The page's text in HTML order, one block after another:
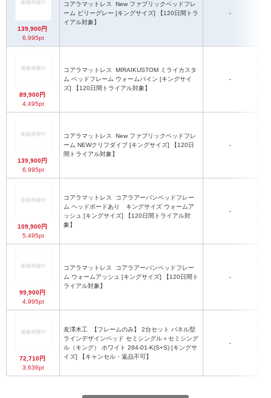
139,900円
6,995pt
コアラマットレス
ーム ビリーグレー [キングサイズ] 【120日間トラ
イアル対象】
-
89,900円
4,495pt
コアラマットレス
ム ベッドフレーム ウォームパイン [キングサイ
ズ] 【120日間トライアル対象】
-
139,900円
6,995pt
コアラマットレス
ーム NEWクリフダイブ [キングサイズ] 【120日
間トライアル対象】
-
109,900円
5,495pt
コアラマットレス
ム ヘッドボードあり キングサイズ ウォームア
ッシュ [キングサイズ] 【120日間トライアル対
象】
-
99,900円
4,995pt
コアラマットレス
ム ウォームアッシュ [キングサイズ] 【120日間ト
ライアル対象】
-
72,710円
3,636pt
友澤木工
ラインデザインベッド セミシングル＋セミシング
ル（キング） ホワイト 284-01-K(S+S) [キングサ
イズ] 【キャンセル・返品不可】
-